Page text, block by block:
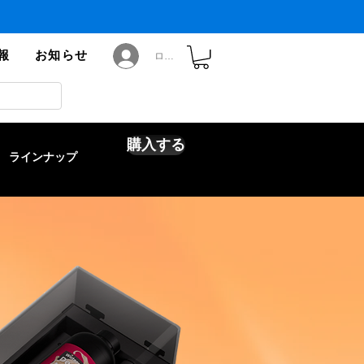
お知らせ ログイン
ラインナップ
購入する